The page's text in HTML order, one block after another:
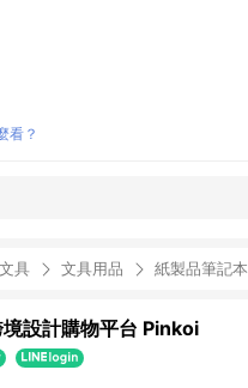
看？
具 文具用品 紙製品筆記本
設計購物平台 Pinkoi